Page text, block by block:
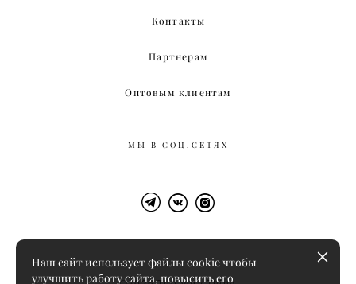
Контакты
Партнерам
Оптовым клиентам
МЫ В СОЦ.СЕТЯХ
Наш сайт использует файлы cookie чтобы
улучшить работу сайта, повысить его